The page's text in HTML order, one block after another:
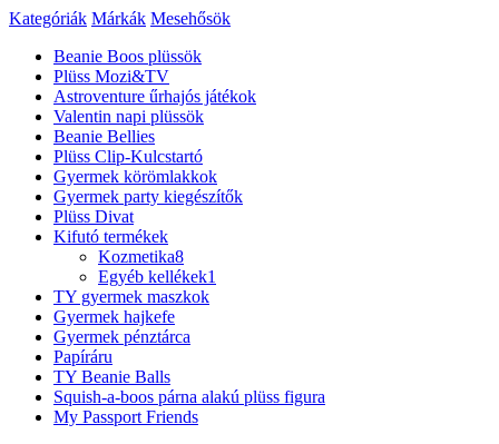
Kategóriák Márkák Mesehősök
Beanie Boos plüssök
Plüss Mozi&TV
Astroventure űrhajós játékok
Valentin napi plüssök
Beanie Bellies
Plüss Clip-Kulcstartó
Gyermek körömlakkok
Gyermek party kiegészítők
Plüss Divat
Kifutó termékek
Kozmetika8
Egyéb kellékek1
TY gyermek maszkok
Gyermek hajkefe
Gyermek pénztárca
Papíráru
TY Beanie Balls
Squish-a-boos párna alakú plüss figura
My Passport Friends